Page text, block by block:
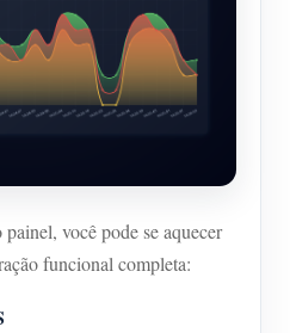
você pode se aquecer
funcional completa: